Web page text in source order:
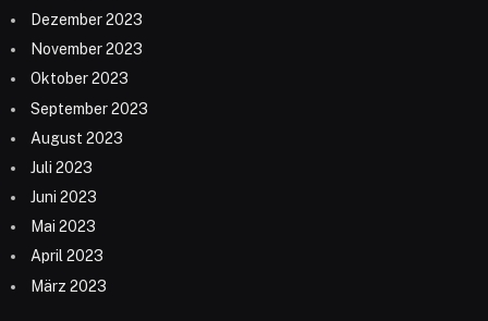
Dezember 2023
November 2023
Oktober 2023
September 2023
August 2023
Juli 2023
Juni 2023
Mai 2023
April 2023
März 2023